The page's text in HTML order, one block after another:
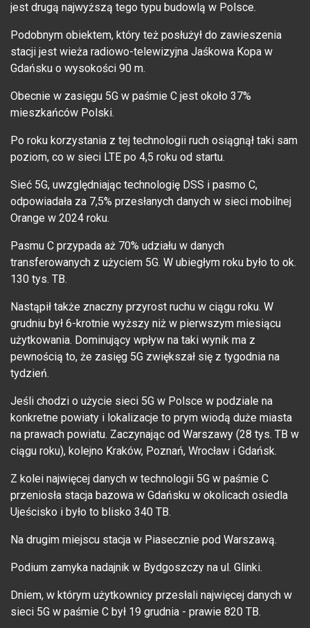
jest drugą najwyższą tego typu budowlą w Polsce.
Podobnym obiektem, który też posłużył do zawieszenia
stacji jest wieża radiowo-telewizyjna Jaśkowa Kopa w
Gdańsku o wysokości 90 m.
Obecnie w zasięgu 5G w paśmie C jest około 37%
mieszkańców Polski.
Po roku korzystania z tej technologii ruch osiągnął taki sam
poziom, co w sieci LTE po 4,5 roku od startu.
Sieć 5G, uwzględniając technologię DSS i pasmo C,
odpowiadała za 7,5% przesłanych danych w sieci mobilnej
Orange w 2024 roku.
Pasmu C przypada aż 70% udziału w danych
transferowanych z użyciem 5G. W ubiegłym roku było to ok.
130 tys. TB.
Nastąpił także znaczny przyrost ruchu w ciągu roku. W
grudniu był 6-krotnie wyższy niż w pierwszym miesiącu
użytkowania. Dominujący wpływ na taki wynik ma z
pewnością to, że zasięg 5G zwiększał się z tygodnia na
tydzień.
Jeśli chodzi o użycie sieci 5G w Polsce w podziale na
konkretne powiaty i lokalizacje to prym wiodą duże miasta
na prawach powiatu. Zaczynając od Warszawy (28 tys. TB w
ciągu roku), kolejno Kraków, Poznań, Wrocław i Gdańsk.
Z kolei najwięcej danych w technologii 5G w paśmie C
przeniosła stacja bazowa w Gdańsku w okolicach osiedla
Ujeścisko i było to blisko 340 TB.
Na drugim miejscu stacja w Piasecznie pod Warszawą.
Podium zamyka nadajnik w Bydgoszczy na ul. Glinki.
Dniem, w którym użytkownicy przesłali najwięcej danych w
sieci 5G w paśmie C był 19 grudnia - prawie 820 TB.